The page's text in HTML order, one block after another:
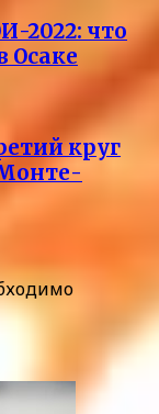
2022: что
Осаке
круг